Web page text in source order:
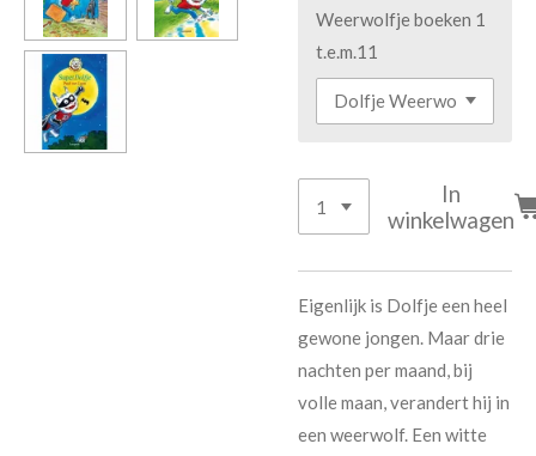
Weerwolfje boeken 1
t.e.m.11
In
winkelwagen
Eigenlijk is Dolfje een heel
gewone jongen. Maar drie
nachten per maand, bij
volle maan, verandert hij in
een weerwolf. Een witte